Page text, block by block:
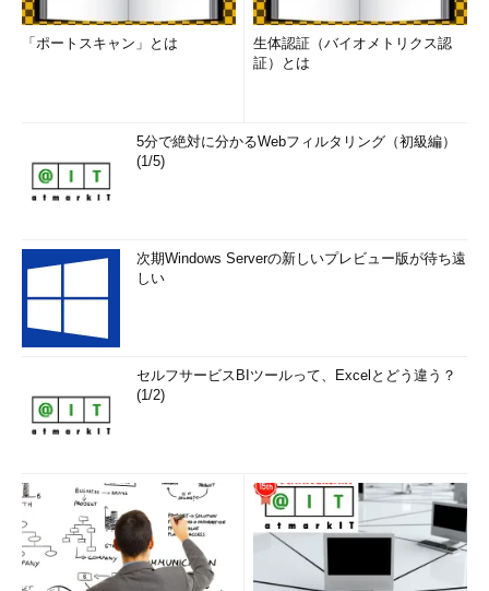
「ポートスキャン」とは
生体認証（バイオメトリクス認
証）とは
5分で絶対に分かるWebフィルタリング（初級編）
(1/5)
次期Windows Serverの新しいプレビュー版が待ち遠
しい
セルフサービスBIツールって、Excelとどう違う？
(1/2)